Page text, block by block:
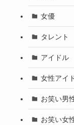
女優
タレント
アイドル
女性アイ
お笑い男
お笑い女